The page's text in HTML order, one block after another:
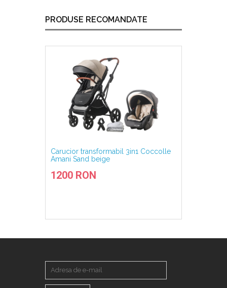
PRODUSE RECOMANDATE
Carucior transformabil 3in1 Coccolle
Amani Sand beige
1200 RON